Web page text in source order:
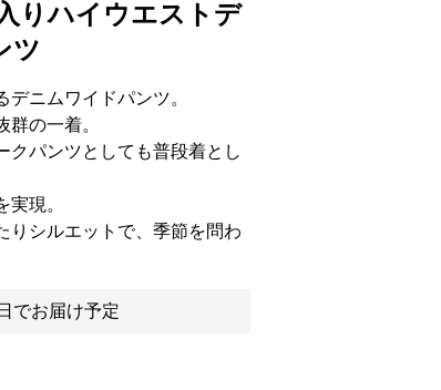
りハイウエストデ
ツ
ニムワイドパンツ。
の一着。
クパンツとしても普段着とし
現。
りシルエットで、季節を問わ
でお届け予定